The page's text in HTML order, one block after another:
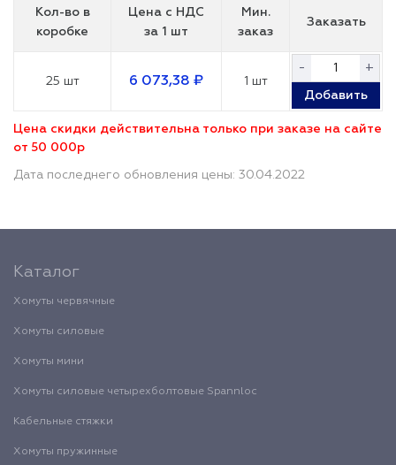
Кол-во в
коробке
Цена с НДС
за 1 шт
Мин.
заказ
Заказать
25 шт 6 073,38 ₽ 1 шт
- +
Добавить
Цена скидки действительна только при заказе на сайте
от 50 000р
Дата последнего обновления цены: 30.04.2022
Каталог
Хомуты червячные
Хомуты силовые
Хомуты мини
Хомуты силовые четырехболтовые Spannloc
Кабельные стяжки
Хомуты пружинные